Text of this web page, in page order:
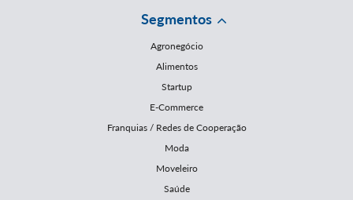
Segmentos
Agronegócio
Alimentos
Startup
E-Commerce
Franquias / Redes de Cooperação
Moda
Moveleiro
Saúde